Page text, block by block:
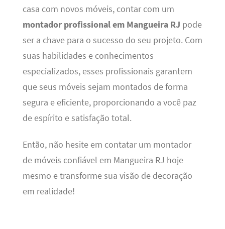
casa com novos móveis, contar com um
montador profissional em Mangueira RJ pode
ser a chave para o sucesso do seu projeto. Com
suas habilidades e conhecimentos
especializados, esses profissionais garantem
que seus móveis sejam montados de forma
segura e eficiente, proporcionando a você paz
de espírito e satisfação total.
Então, não hesite em contatar um montador
de móveis confiável em Mangueira RJ hoje
mesmo e transforme sua visão de decoração
em realidade!